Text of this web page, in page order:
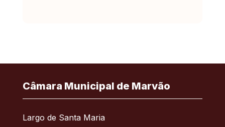
Câmara Municipal de Marvão
Largo de Santa Maria